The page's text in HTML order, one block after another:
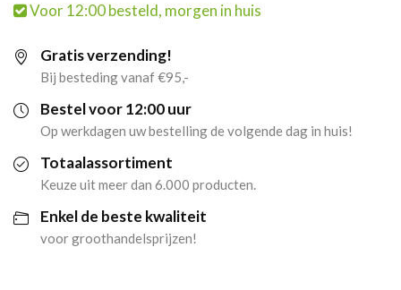
Lando
Norris
Zero
Sugar
(12
Voor 12:00 besteld, morgen in huis
Gratis verzending!
Bij besteding vanaf €95,-
Bestel voor 12:00 uur
Op werkdagen uw bestelling de volgende dag in huis!
Totaalassortiment
Keuze uit meer dan 6.000 producten.
Enkel de beste kwaliteit
voor groothandelsprijzen!